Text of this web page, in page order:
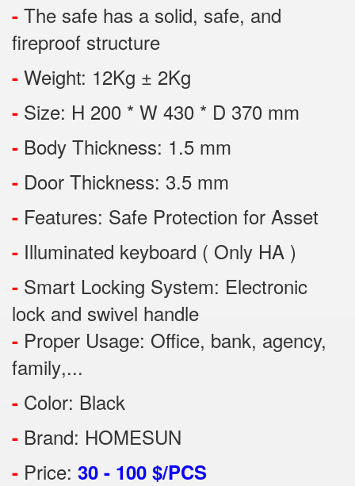
- The safe has a solid, safe, and
fireproof structure
- Weight: 12Kg ± 2Kg
- Size: H 200 * W 430 * D 370 mm
- Body Thickness: 1.5 mm
- Door Thickness: 3.5 mm
- Features: Safe Protection for Asset
- Illuminated keyboard ( Only HA )
- Smart Locking System: Electronic
lock and swivel handle
- Proper Usage: Office, bank, agency,
family,...
- Color: Black
- Brand: HOMESUN
- Price: 30 - 100 $/PCS